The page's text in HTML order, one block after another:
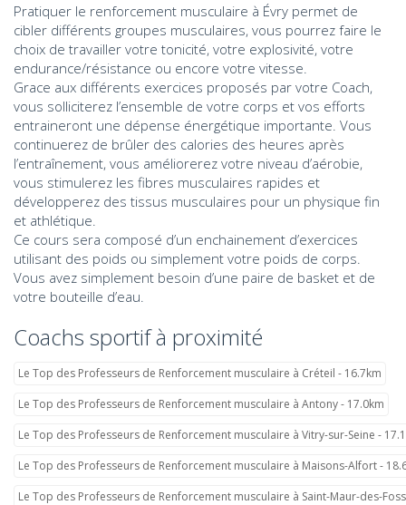
Pratiquer le renforcement musculaire à Évry permet de
cibler différents groupes musculaires, vous pourrez faire le
choix de travailler votre tonicité, votre explosivité, votre
endurance/résistance ou encore votre vitesse.
Grace aux différents exercices proposés par votre Coach,
vous solliciterez l’ensemble de votre corps et vos efforts
entraineront une dépense énergétique importante. Vous
continuerez de brûler des calories des heures après
l’entraînement, vous améliorerez votre niveau d’aérobie,
vous stimulerez les fibres musculaires rapides et
développerez des tissus musculaires pour un physique fin
et athlétique.
Ce cours sera composé d’un enchainement d’exercices
utilisant des poids ou simplement votre poids de corps.
Vous avez simplement besoin d’une paire de basket et de
votre bouteille d’eau.
Coachs sportif à proximité
Le Top des Professeurs de Renforcement musculaire à Créteil - 16.7km
Le Top des Professeurs de Renforcement musculaire à Antony - 17.0km
Le Top des Professeurs de Renforcement musculaire à Vitry-sur-Seine -
Le Top des Professeurs de Renforcement musculaire à Maisons-Alfort -
Le Top des Professeurs de Renforcement musculaire à Saint-Maur-des-